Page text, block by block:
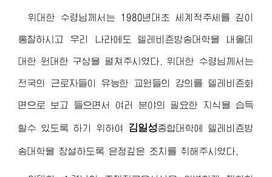
위대한 수령님 께서는 1980년대초 세계적추세를 깊이
통찰하시고 우리 나라에도 텔레비죤방송대학을 내올데
대한 원대한 구상을 펼쳐주시였다.위대한 수령님 께서는
전국의 근로자들이 유능한 교원들의 강의를 텔레비죤화
면으로 보고 들으면서 여러 분야의 필요한 지식을 습득
할수 있도록 하기 위하여 김일성종합대학에 텔레비죤방
송대학을 창설하도록 은정깊은 조치를 취해주시였다.